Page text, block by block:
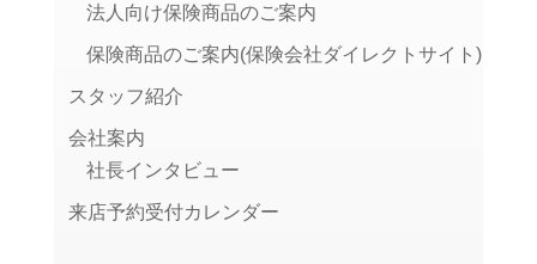
法人向け保険商品のご案内
保険商品のご案内(保険会社ダイレクトサイト)
スタッフ紹介
会社案内
社長インタビュー
来店予約受付カレンダー